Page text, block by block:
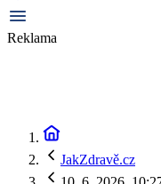
Reklama
JakZdravě.cz